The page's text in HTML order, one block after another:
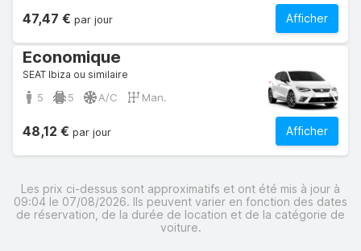
Afficher
47,47 € par jour
Economique
SEAT Ibiza ou similaire
5 5 A/C Man.
Afficher
48,12 € par jour
Les prix ci-dessus sont approximatifs et ont été mis à jour à
09:04 le 07/08/2026. Ils peuvent varier en fonction des dates
de réservation, de la durée de location et de la catégorie de
voiture.